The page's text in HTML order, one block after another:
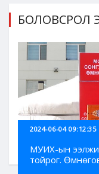
БОЛОВСРОЛ
2024-06-04 09:12:35
МУИХ-ын
тойрог.